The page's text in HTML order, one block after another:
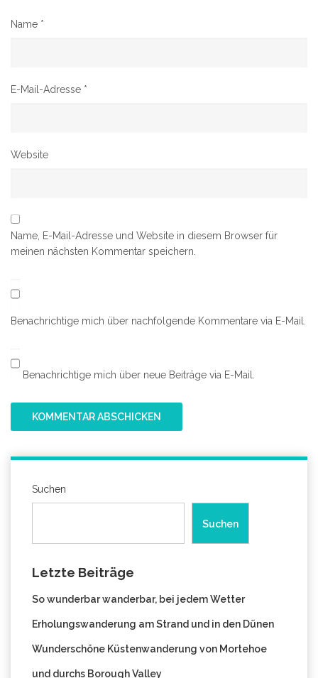
Name *
E-Mail-Adresse *
Website
Name, E-Mail-Adresse und Website in diesem Browser für
meinen nächsten Kommentar speichern.
Benachrichtige mich über nachfolgende Kommentare via E-Mail.
Benachrichtige mich über neue Beiträge via E-Mail.
Suchen
Suchen
Letzte Beiträge
So wunderbar wanderbar, bei jedem Wetter
Erholungswanderung am Strand und in den Dünen
Wunderschöne Küstenwanderung von Mortehoe
und durchs Borough Valley